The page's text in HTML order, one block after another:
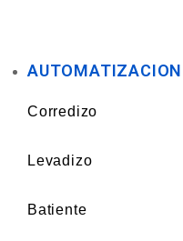
AUTOMATIZACION
Corredizo
Levadizo
Batiente